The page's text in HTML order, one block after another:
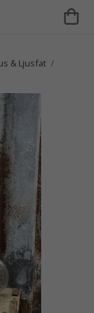
& Ljusfat /